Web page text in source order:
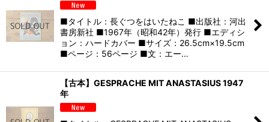
■タイトル：長ぐつをはいたねこ ■出版社：河出
書房新社 ■1967年（昭和42年）発行 ■エディシ
ョン：ハードカバー ■サイズ：26.5cm×19.5cm
■ページ：56ページ ■文：エー…
【古本】GESPRACHE MIT ANASTASIUS 1947
年